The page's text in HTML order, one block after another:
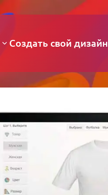
Создать свой дизайн